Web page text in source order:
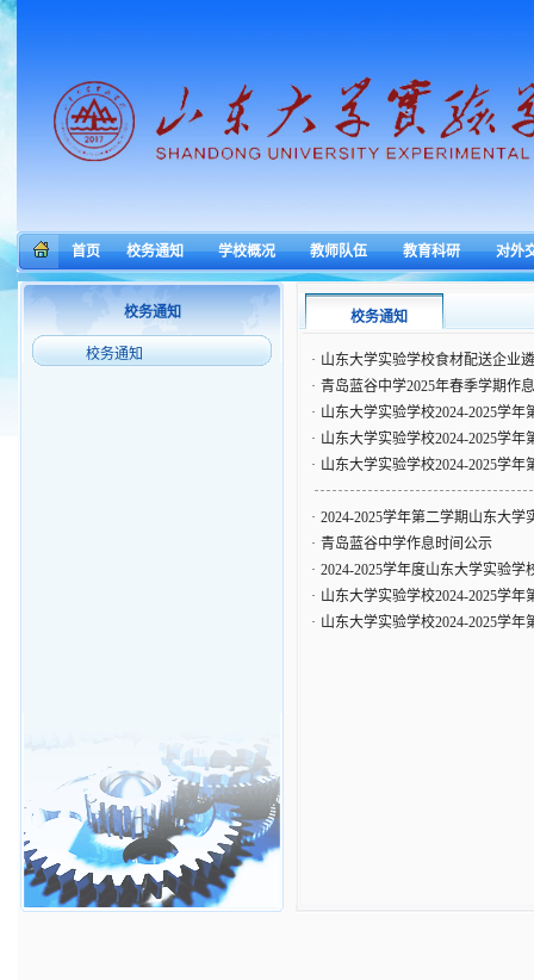
首页 校务通知 学校概况 教师队伍 教育科研 对外
校务通知
校务通知
校务通知
· 山东大学实验学校食材配送企业
· 青岛蓝谷中学2025年春季学期作
· 山东大学实验学校2024-2025学
· 山东大学实验学校2024-2025学
· 山东大学实验学校2024-2025学
· 2024-2025学年第二学期山东大
· 青岛蓝谷中学作息时间公示
· 2024-2025学年度山东大学实验
· 山东大学实验学校2024-2025学
· 山东大学实验学校2024-2025学